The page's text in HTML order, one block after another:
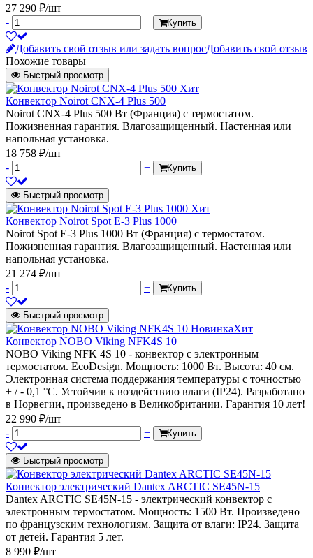
27 290 ₽/шт
-
+ Купить
Добавить свой отзыв или задать вопросДобавить свой отзыв
Похожие товары
Быстрый просмотр
Хит
Конвектор Noirot CNX-4 Plus 500
Noirot CNX-4 Plus 500 Вт (Франция) с термостатом.
Пожизненная гарантия. Влагозащищенный. Настенная или
напольная установка.
18 758 ₽/шт
-
+ Купить
Быстрый просмотр
Хит
Конвектор Noirot Spot E-3 Plus 1000
Noirot Spot E-3 Plus 1000 Вт (Франция) с термостатом.
Пожизненная гарантия. Влагозащищенный. Настенная или
напольная установка.
21 274 ₽/шт
-
+ Купить
Быстрый просмотр
НовинкаХит
Конвектор NOBO Viking NFK4S 10
NOBO Viking NFK 4S 10 - конвектор с электронным
термостатом. EcoDesign. Мощность: 1000 Вт. Высота: 40 см.
Электронная система поддержания температуры с точностью
+ / - 0,1 °C. Устойчив к воздействию влаги (IP24). Разработано
в Норвегии, произведено в Великобритании. Гарантия 10 лет!
22 990 ₽/шт
-
+ Купить
Быстрый просмотр
Конвектор электрический Dantex ARCTIC SE45N-15
Dantex ARCTIC SE45N-15 - электрический конвектор с
электронным термостатом. Мощность: 1500 Вт. Произведено
по французским технологиям. Защита от влаги: IP24. Защита
от детей. Гарантия 5 лет.
8 990 ₽/шт